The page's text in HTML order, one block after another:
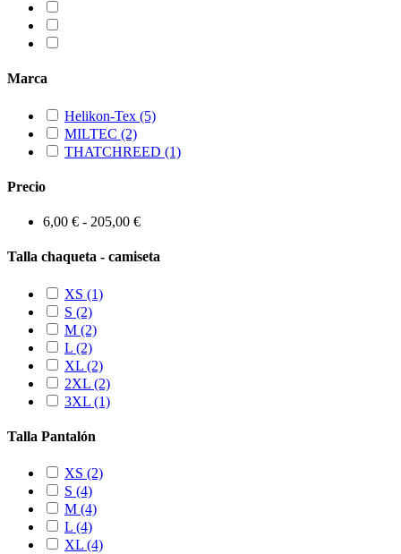
Marca
Helikon-Tex (5)
MILTEC (2)
THATCHREED (1)
Precio
6,00 € - 205,00 €
Talla chaqueta - camiseta
XS (1)
S (2)
M (2)
L (2)
XL (2)
2XL (2)
3XL (1)
Talla Pantalón
XS (2)
S (4)
M (4)
L (4)
XL (4)